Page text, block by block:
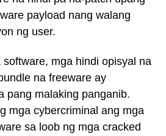
payload nang walang
ng user.
mga hindi opisyal na
na freeware ay
pang malaking panganib.
mga cybercriminal ang mga
sa loob ng mga cracked